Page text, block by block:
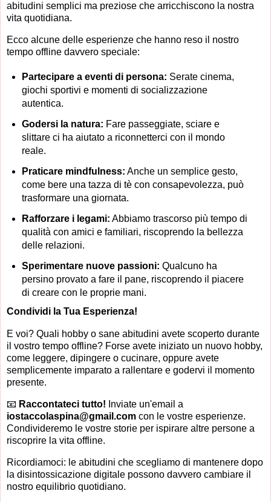
abitudini semplici ma preziose che arricchiscono la nostra
vita quotidiana.
Ecco alcune delle esperienze che hanno reso il nostro
tempo offline davvero speciale:
Partecipare a eventi di persona: Serate cinema,
giochi sportivi e momenti di socializzazione
autentica.
Godersi la natura: Fare passeggiate, sciare e
slittare ci ha aiutato a riconnetterci con il mondo
reale.
Praticare mindfulness: Anche un semplice gesto,
come bere una tazza di tè con consapevolezza, può
trasformare una giornata.
Rafforzare i legami: Abbiamo trascorso più tempo di
qualità con amici e familiari, riscoprendo la bellezza
delle relazioni.
Sperimentare nuove passioni: Qualcuno ha
persino provato a fare il pane, riscoprendo il piacere
di creare con le proprie mani.
Condividi la Tua Esperienza!
E voi? Quali hobby o sane abitudini avete scoperto durante
il vostro tempo offline? Forse avete iniziato un nuovo hobby,
come leggere, dipingere o cucinare, oppure avete
semplicemente imparato a rallentare e godervi il momento
presente.
📧 Raccontateci tutto! Inviate un'email a
iostaccolaspina@gmail.com con le vostre esperienze.
Condivideremo le vostre storie per ispirare altre persone a
riscoprire la vita offline.
Ricordiamoci: le abitudini che scegliamo di mantenere dopo
la disintossicazione digitale possono davvero cambiare il
nostro equilibrio quotidiano.